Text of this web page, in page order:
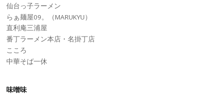
仙台っ子ラーメン
らぁ麺屋09。（MARUKYU）
直利庵三浦屋
番丁ラーメン本店・名掛丁店
こころ
中華そば一休
味噌味